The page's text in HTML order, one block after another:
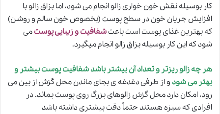
کار بوسیله نقش خون خواری زالو انجام می شود، اما بزاقزالوبا
افزایش جریان خون در سطح پوست (بخصوص خون سالم و روشن)
که بهترین غذای پوست است باعثشفافیت و زیبایی پوستمی
شود که این کار بوسیله بزاق زالو انجام میگیرد.
هر چه زالو ریزتر و تعداد آن بیشتر باشد شفافیت پوست بیشتر و
بهتر می شودو از طرفی دغدغه ی بجای ماندن محل گزش از بین می
رود، امکان دارد محل گزش زالوهای بزرگ روی پوست بماند. در
افرادی که سبزه هستند حتماً دقت بیشتری داشته باشد